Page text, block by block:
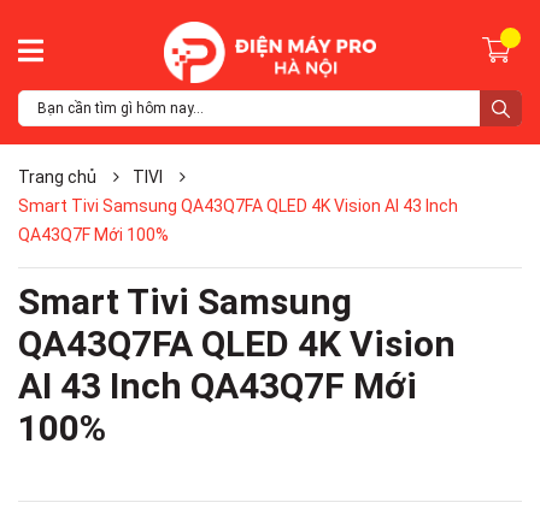
Trang chủ
TIVI
Smart Tivi Samsung QA43Q7FA QLED 4K Vision AI 43 Inch
QA43Q7F Mới 100%
Smart Tivi Samsung
QA43Q7FA QLED 4K Vision
AI 43 Inch QA43Q7F Mới
100%